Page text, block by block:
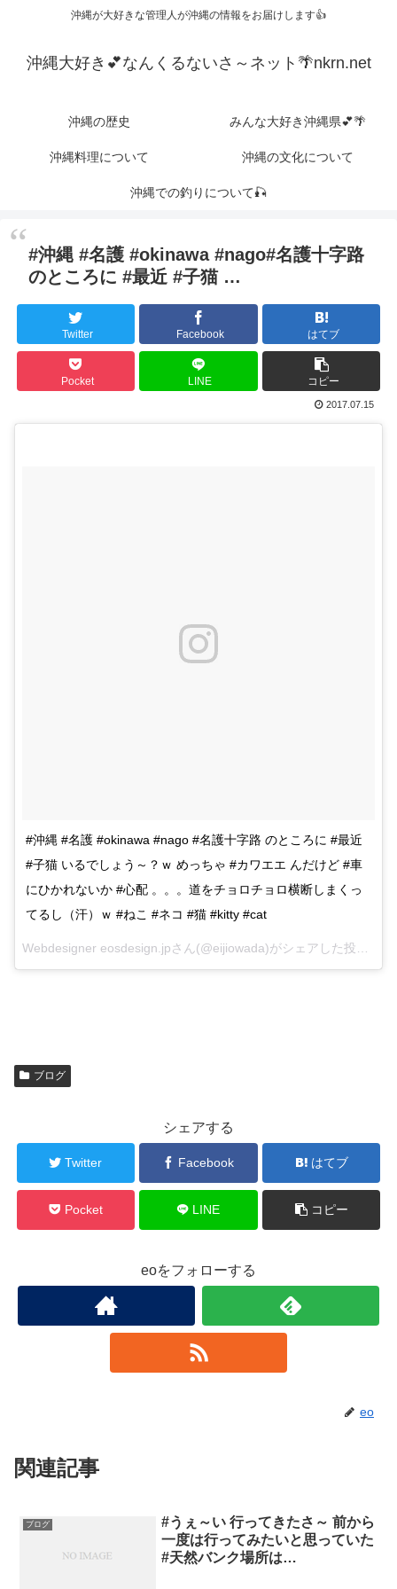
沖縄が大好きな管理人が沖縄の情報をお届けします👍
沖縄大好き💕なんくるないさ～ネット🌴nkrn.net
沖縄の歴史 みんな大好き沖縄県💕🌴
沖縄料理について 沖縄の文化について
沖縄での釣りについて🎣
#沖縄 #名護 #okinawa #nago#名護十字路
のところに #最近 #子猫 …
Twitter Facebook はてブ
Pocket LINE コピー
2017.07.15
#沖縄 #名護 #okinawa #nago #名護十字路 のところに #最近
#子猫 いるでしょう～？ｗ めっちゃ #カワエエ んだけど #車
にひかれないか #心配 。。。道をチョロチョロ横断しまくっ
てるし（汗）ｗ #ねこ #ネコ #猫 #kitty #cat
ブログ
シェアする
Twitter Facebook はてブ
Pocket LINE コピー
eoをフォローする
eo
関連記事
ブログ
#うぇ～い 行ってきたさ～ 前から
一度は行ってみたいと思っていた
#天然バンク場所は…